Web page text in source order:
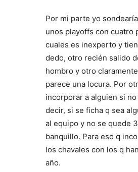
Por mi parte yo
unos playoffs con cuatro
cuales es inexperto y
dedo, otro recién salido
hombro y otro
parece una locura. Por
incorporar a alguien si
decir, si se ficha q sea
al equipo y no se quede
banquillo. Para eso q
los chavales con los q
año.